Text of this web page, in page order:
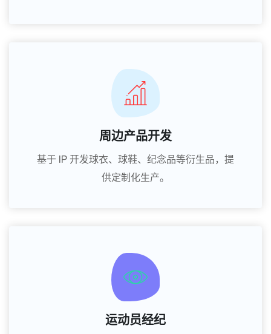
周边产品开发
基于 IP 开发球衣、球鞋、纪念品等衍生品，提
供定制化生产。
运动员经纪